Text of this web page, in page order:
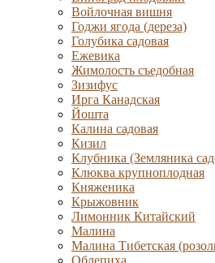
Войлочная вишня
Годжи ягода (дереза)
Голубика садовая
Ежевика
Жимолость съедобная
Зизифус
Ирга Канадская
Йошта
Калина садовая
Кизил
Клубника (Земляника
Клюква крупноплодная
Княженика
Крыжовник
Лимонник Китайский
Малина
Малина Тибетская
Облепиха